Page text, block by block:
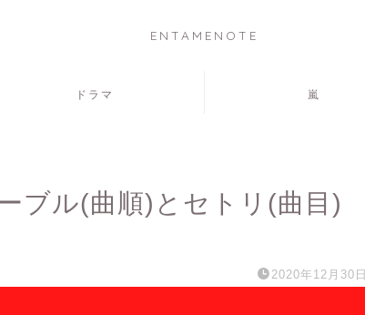
ENTAMENOTE
ドラマ 嵐
ブル(曲順)とセトリ(曲目)
2020年12月30日